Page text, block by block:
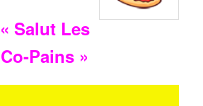
« Salut Les
Co-Pains »